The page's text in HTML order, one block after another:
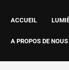
ACCUEIL
A PROPOS DE NOUS